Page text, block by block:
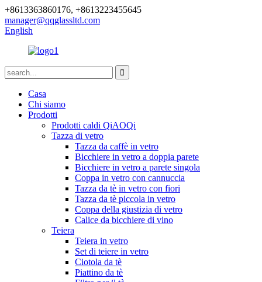
+8613363860176, +8613223455645
manager@qqglassltd.com
English
Casa
Chi siamo
Prodotti
Prodotti caldi QiAOQi
Tazza di vetro
Tazza da caffè in vetro
Bicchiere in vetro a doppia parete
Bicchiere in vetro a parete singola
Coppa in vetro con cannuccia
Tazza da tè in vetro con fiori
Tazza da tè piccola in vetro
Coppa della giustizia di vetro
Calice da bicchiere di vino
Teiera
Teiera in vetro
Set di teiere in vetro
Ciotola da tè
Piattino da tè